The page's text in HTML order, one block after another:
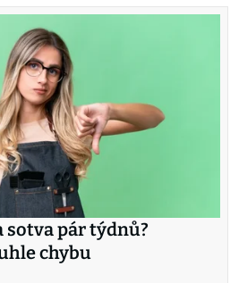
sotva pár týdnů?
chybu